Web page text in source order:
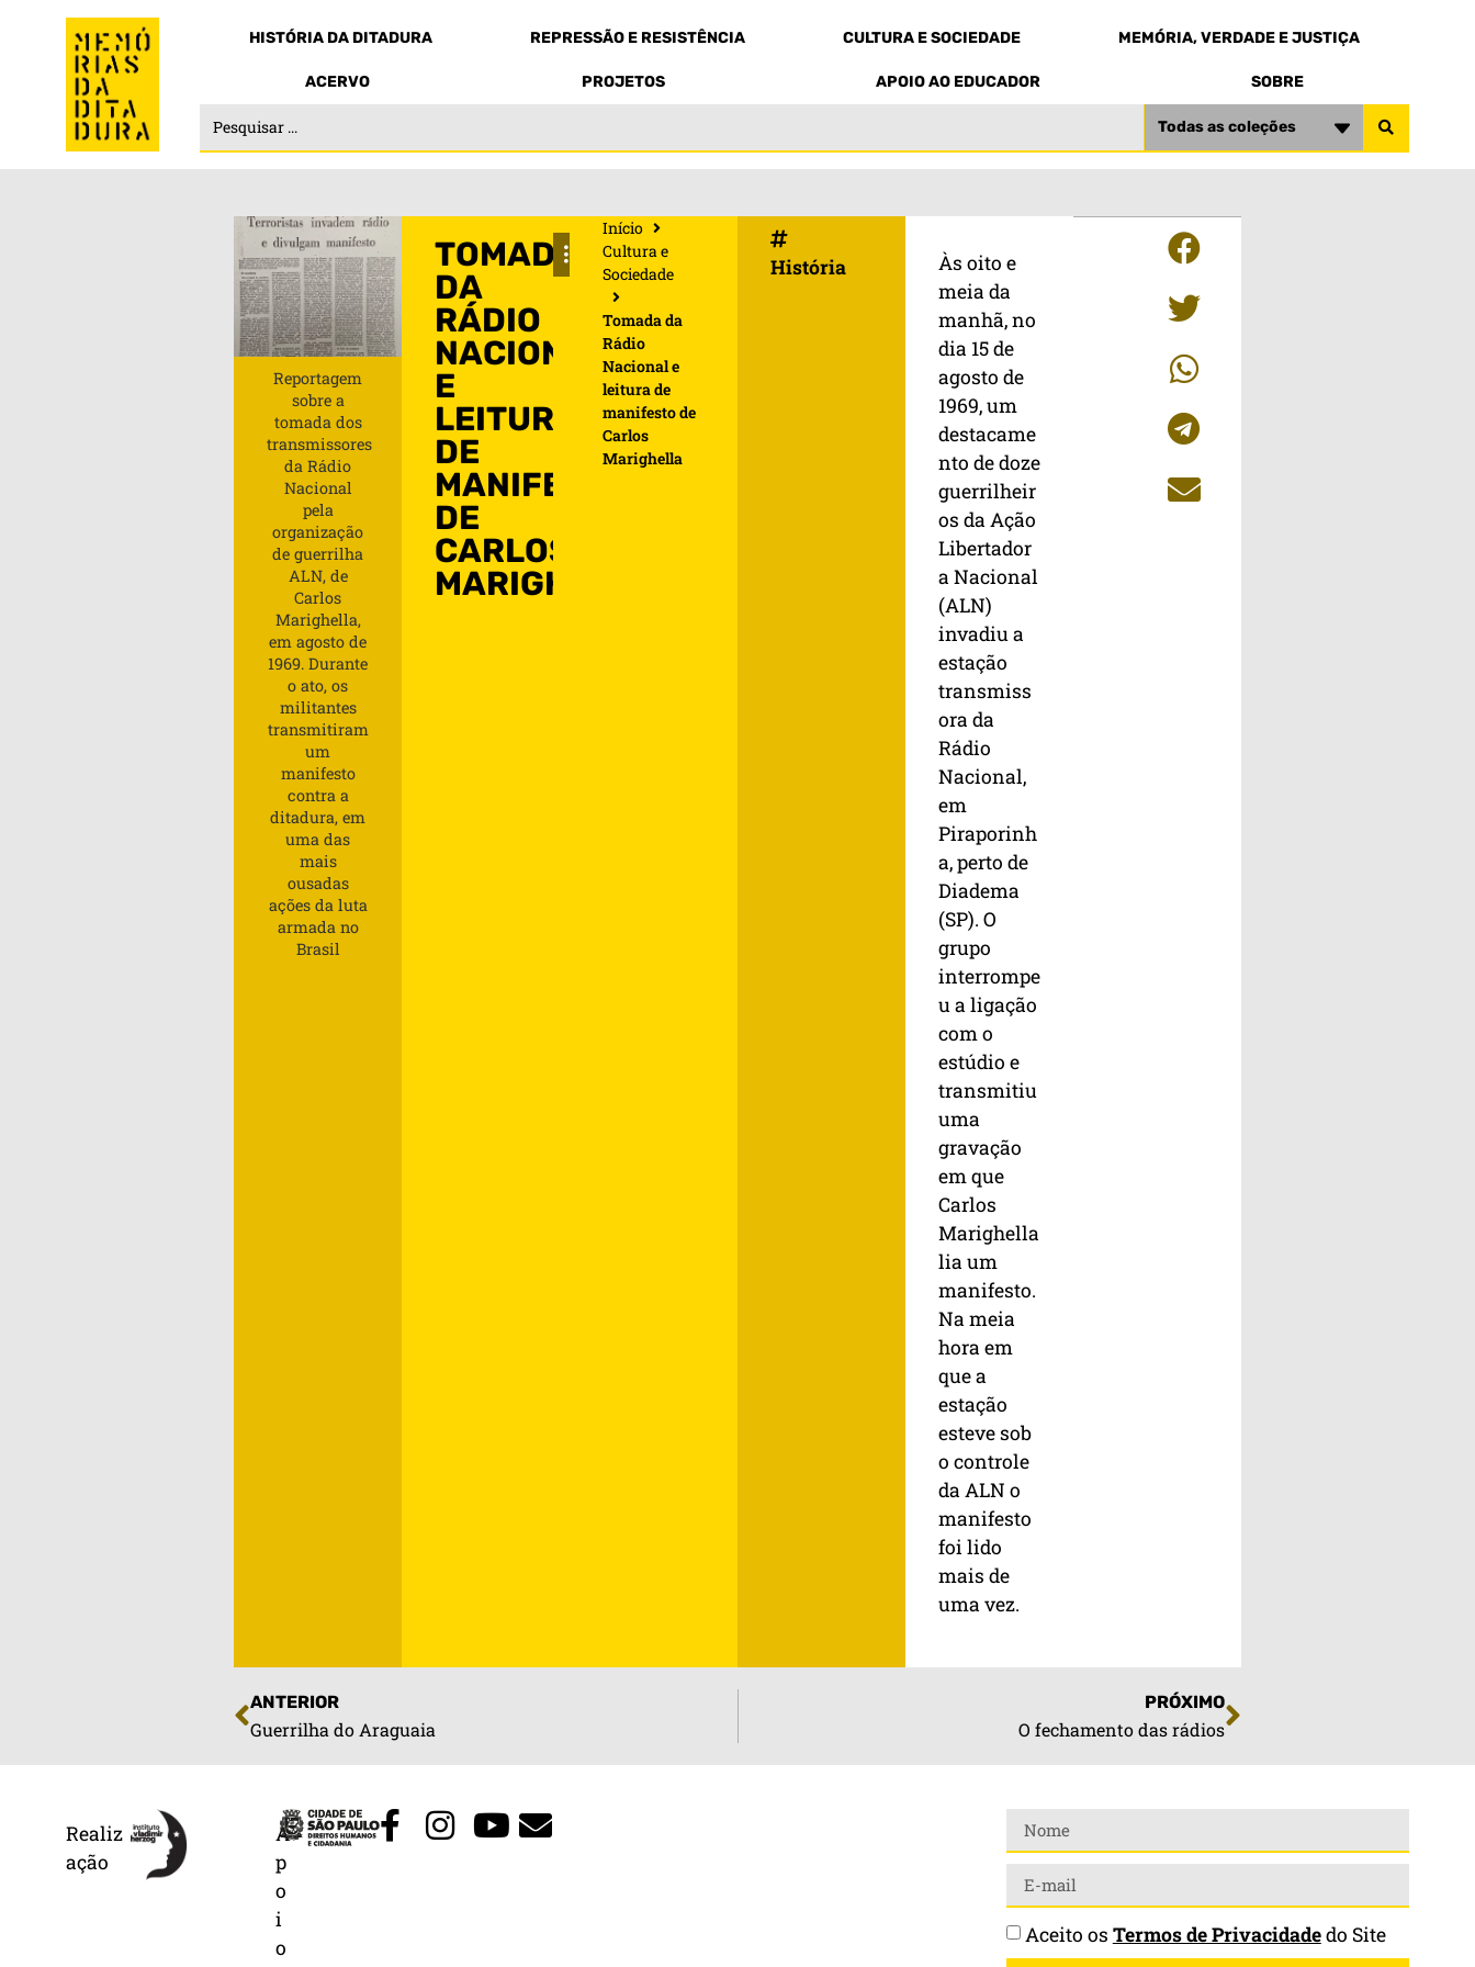
HISTÓRIA DA DITADURA REPRESSÃO E RESISTÊNCIA CULTURA E SOCIEDADE MEMÓRIA, VERDADE E JUSTIÇA
ACERVO PROJETOS APOIO AO EDUCADOR SOBRE
Todas as coleções
Reportagem
sobre a
tomada dos
transmissores
da Rádio
Nacional
pela
organização
de guerrilha
ALN, de
Carlos
Marighella,
em agosto de
1969. Durante
o ato, os
militantes
transmitiram
um
manifesto
contra a
ditadura, em
uma das
mais
ousadas
ações da luta
armada no
Brasil
TOMADA
DA
RÁDIO
NACIONAL
E
LEITURA
DE
MANIFESTO
DE
CARLOS
MARIGHELLA
Início
Cultura e
Sociedade
Tomada da
Rádio
Nacional e
leitura de
manifesto de
Carlos
Marighella
História
Às oito e
meia da
manhã, no
dia 15 de
agosto de
1969, um
destacame
nto de doze
guerrilheir
os da Ação
Libertador
a Nacional
(ALN)
invadiu a
estação
transmiss
ora da
Rádio
Nacional,
em
Piraporinh
a, perto de
Diadema
(SP). O
grupo
interrompe
u a ligação
com o
estúdio e
transmitiu
uma
gravação
em que
Carlos
Marighella
lia um
manifesto.
Na meia
hora em
que a
estação
esteve sob
o controle
da ALN o
manifesto
foi lido
mais de
uma vez.
ANTERIOR
Guerrilha do Araguaia
PRÓXIMO
O fechamento das rádios
Realiz
ação
A
p
o
i
o
Aceito os Termos de Privacidadedo Site